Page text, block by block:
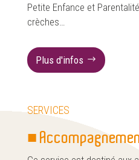
Petite Enfance et
crèches…
Plus d'infos
SERVICES
■